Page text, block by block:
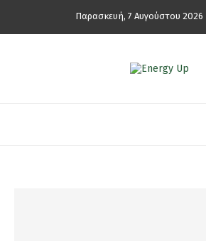
Παρασκευή, 7 Αυγούστου 2026